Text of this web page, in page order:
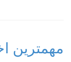
مهمترین